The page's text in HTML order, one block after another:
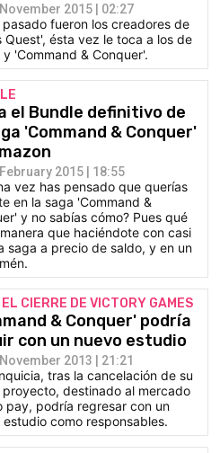
2015 | 02:27
pasado fueron los creadores de
Quest', ésta vez le toca a los de
y 'Command & Conquer'.
el Bundle definitivo de
'Command & Conquer'
2015 | 18:55
vez has pensado que querías
en la saga 'Command &
y no sabías cómo? Pues qué
que haciéndote con casi
saga a precio de saldo, y en un
CIERRE DE VICTORY GAMES
& Conquer' podría
con un nuevo estudio
2013 | 21:21
tras la cancelación de su
proyecto, destinado al mercado
pay, podría regresar con un
estudio como responsables.